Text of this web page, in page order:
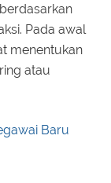
Pada awal
menentukan
atau
Baru